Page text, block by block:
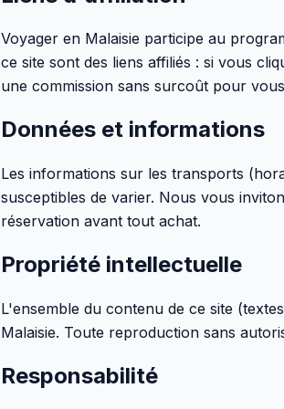
Voyager en Malaisie participe au
ce site sont des liens affiliés : si vous
une commission sans surcoût pour
Données et informations
Les informations sur les transports
susceptibles de varier. Nous vous
réservation avant tout achat.
Propriété intellectuelle
L'ensemble du contenu de ce site
Malaisie. Toute reproduction sans
Responsabilité